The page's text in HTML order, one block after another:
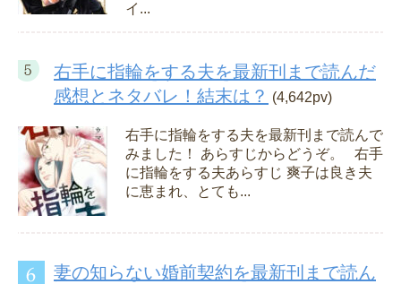
イ...
右手に指輪をする夫を最新刊まで読んだ
感想とネタバレ！結末は？ (4,642pv)
右手に指輪をする夫を最新刊まで読んで
みました！ あらすじからどうぞ。 右手
に指輪をする夫あらすじ 爽子は良き夫
に恵まれ、とても...
妻の知らない婚前契約を最新刊まで読ん